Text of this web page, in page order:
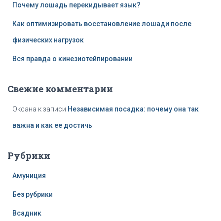
Почему лошадь перекидывает язык?
Как оптимизировать восстановление лошади после
физических нагрузок
Вся правда о кинезиотейпировании
Свежие комментарии
Оксана к записи Независимая посадка: почему она так
важна и как ее достичь
Рубрики
Амуниция
Без рубрики
Всадник